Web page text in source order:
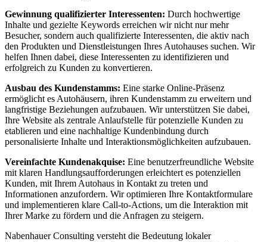
Gewinnung qualifizierter Interessenten: Durch hochwertige
Inhalte und gezielte Keywords erreichen wir nicht nur mehr
Besucher, sondern auch qualifizierte Interessenten, die aktiv nach
den Produkten und Dienstleistungen Ihres Autohauses suchen. Wir
helfen Ihnen dabei, diese Interessenten zu identifizieren und
erfolgreich zu Kunden zu konvertieren.
Ausbau des Kundenstamms: Eine starke Online-Präsenz
ermöglicht es Autohäusern, ihren Kundenstamm zu erweitern und
langfristige Beziehungen aufzubauen. Wir unterstützen Sie dabei,
Ihre Website als zentrale Anlaufstelle für potenzielle Kunden zu
etablieren und eine nachhaltige Kundenbindung durch
personalisierte Inhalte und Interaktionsmöglichkeiten aufzubauen.
Vereinfachte Kundenakquise: Eine benutzerfreundliche Website
mit klaren Handlungsaufforderungen erleichtert es potenziellen
Kunden, mit Ihrem Autohaus in Kontakt zu treten und
Informationen anzufordern. Wir optimieren Ihre Kontaktformulare
und implementieren klare Call-to-Actions, um die Interaktion mit
Ihrer Marke zu fördern und die Anfragen zu steigern.
Nabenhauer Consulting versteht die Bedeutung lokaler